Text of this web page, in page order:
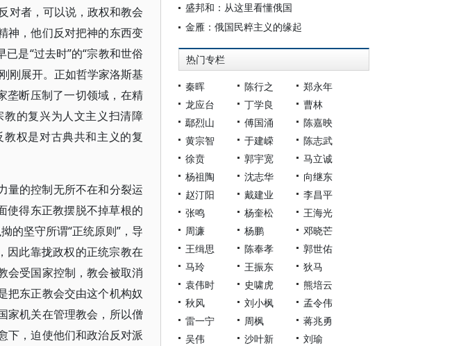
对者，可以说，政权和教会
神，他们反对把神的东西变
是“过去时”的“宗教和世俗
刚展开。正如哲学家洛斯基
垄断压制了一切领域，在精
的复兴为人文主义扫清障
权是对古典共和主义的复
量的控制无所不在和分裂运
使得东正教摆脱不掉草根的
的坚守所谓“正统原则”，导
因此靠拢政权的正统宗教在
会受国家控制，教会被取消
把东正教会交由这个机构奴
家机关在管理教会，所以僧
下，迫使他们和政治反对派
盛邦和：从这里看懂俄国
金雁：俄国民粹主义的缘起
热门专栏
秦晖 陈行之
郑永年
龙应台
丁学良
曹林
鄢烈山
傅国涌
陈嘉映
黄宗智
于建嵘
陈志武
徐贲
郭宇宽
马立诚
杨祖陶
沈志华
向继东
赵汀阳
戴建业
李昌平
张鸣
杨奎松
王海光
周濂
杨鹏
邓晓芒
王缉思
陈奉孝
郭世佑
马玲
王振东
狄马
袁伟时
史啸虎
熊培云
秋风
刘小枫
孟令伟
雷一宁
周枫
蒋兆勇
吴伟
沙叶新
刘瑜